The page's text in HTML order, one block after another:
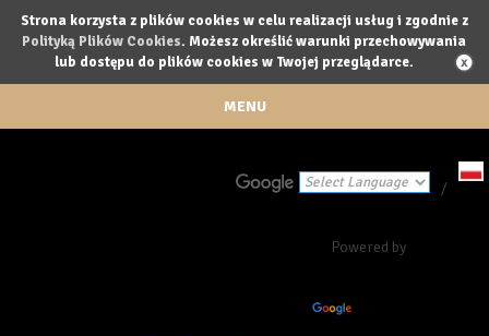
Strona korzysta z plików cookies w celu realizacji usług i zgodnie z
Polityką Plików Cookies. Możesz określić warunki przechowywania
lub dostępu do plików cookies w Twojej przeglądarce.
MENU
Powered by
/